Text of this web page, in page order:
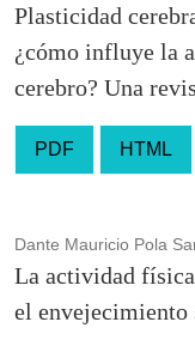
Plasticidad
¿cómo influye la
cerebro? Una
PDF HTML
Dante Mauricio Pola
La actividad
el envejecimiento